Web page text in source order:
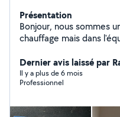
Présentation
Bonjour, nous sommes
chauffage mais dans
Carreleur, nous avons la
corp d'état
Dernier avis laissé par
Il y a plus de 6 mois
Professionnel